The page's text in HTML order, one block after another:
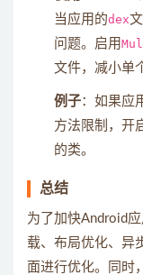
当应用的dex
问题。启用
文件，减小单
例子：如果应
方法限制，开
的类。
总结
为了加快Android
载、布局优化、异
面进行优化。同时